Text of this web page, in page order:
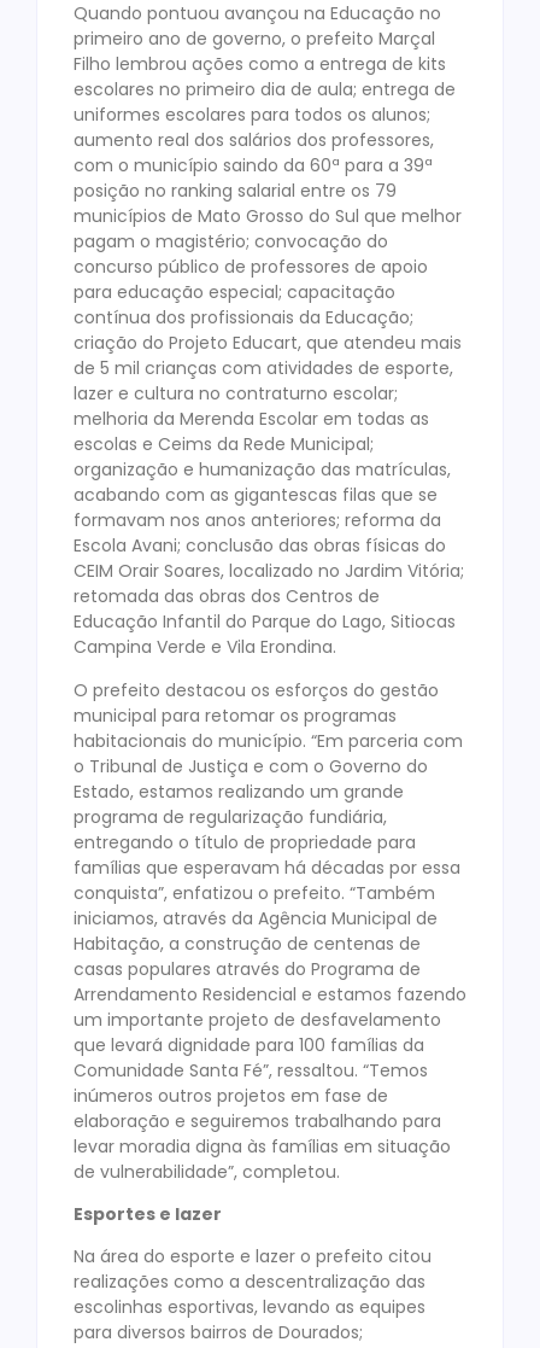
Quando pontuou avançou na Educação no
primeiro ano de governo, o prefeito Marçal
Filho lembrou ações como a entrega de kits
escolares no primeiro dia de aula; entrega de
uniformes escolares para todos os alunos;
aumento real dos salários dos professores,
com o município saindo da 60ª para a 39ª
posição no ranking salarial entre os 79
municípios de Mato Grosso do Sul que melhor
pagam o magistério; convocação do
concurso público de professores de apoio
para educação especial; capacitação
contínua dos profissionais da Educação;
criação do Projeto Educart, que atendeu mais
de 5 mil crianças com atividades de esporte,
lazer e cultura no contraturno escolar;
melhoria da Merenda Escolar em todas as
escolas e Ceims da Rede Municipal;
organização e humanização das matrículas,
acabando com as gigantescas filas que se
formavam nos anos anteriores; reforma da
Escola Avani; conclusão das obras físicas do
CEIM Orair Soares, localizado no Jardim Vitória;
retomada das obras dos Centros de
Educação Infantil do Parque do Lago, Sitiocas
Campina Verde e Vila Erondina.
O prefeito destacou os esforços do gestão
municipal para retomar os programas
habitacionais do município. “Em parceria com
o Tribunal de Justiça e com o Governo do
Estado, estamos realizando um grande
programa de regularização fundiária,
entregando o título de propriedade para
famílias que esperavam há décadas por essa
conquista”, enfatizou o prefeito. “Também
iniciamos, através da Agência Municipal de
Habitação, a construção de centenas de
casas populares através do Programa de
Arrendamento Residencial e estamos fazendo
um importante projeto de desfavelamento
que levará dignidade para 100 famílias da
Comunidade Santa Fé”, ressaltou. “Temos
inúmeros outros projetos em fase de
elaboração e seguiremos trabalhando para
levar moradia digna às famílias em situação
de vulnerabilidade”, completou.
Esportes e lazer
Na área do esporte e lazer o prefeito citou
realizações como a descentralização das
escolinhas esportivas, levando as equipes
para diversos bairros de Dourados;